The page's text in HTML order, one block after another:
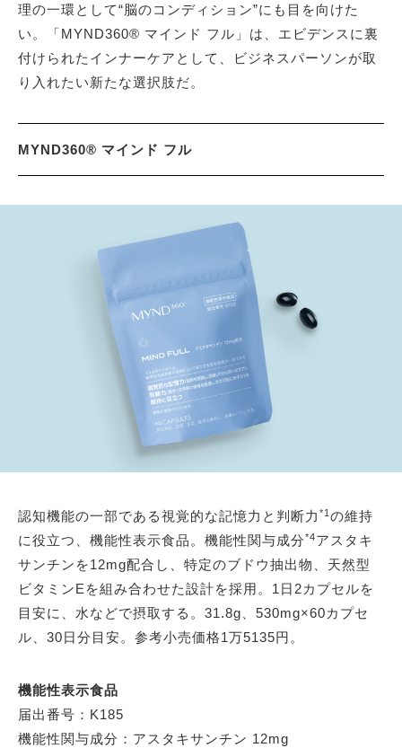
理の一環として“脳のコンディション”にも目を向けた
い。「MYND360® マインド フル」は、エビデンスに裏
付けられたインナーケアとして、ビジネスパーソンが取
り入れたい新たな選択肢だ。
MYND360® マインド フル
認知機能の一部である視覚的な記憶力と判断力 *1 の維持
に役立つ、機能性表示食品。機能性関与成分*4アスタキ
サンチンを12mg配合し、特定のブドウ抽出物、天然型
ビタミンEを組み合わせた設計を採用。1日2カプセルを
目安に、水などで摂取する。31.8g、530mg×60カプセ
ル、30日分目安。参考小売価格1万5135円。
機能性表示食品
届出番号：K185
機能性関与成分：アスタキサンチン 12mg